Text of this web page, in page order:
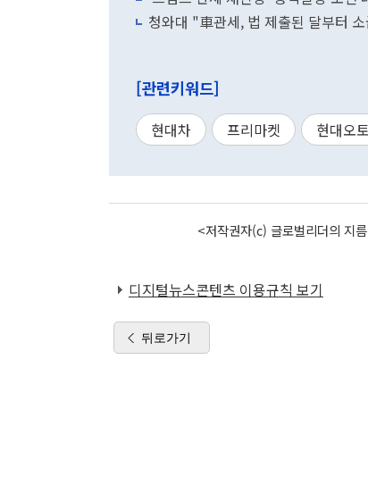
청와대 "車관세, 법 제출된 달부터
[관련키워드]
현대차 프리마켓 현대오
<저작권자(c) 글로벌리더의 지
디지털뉴스콘텐츠 이용규칙 보기
뒤로가기